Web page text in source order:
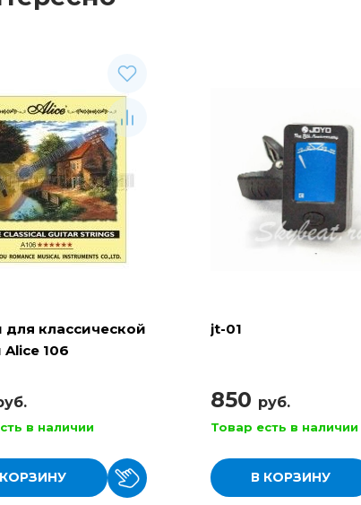
для классической
106
в наличии
jt-01
850 руб.
Товар есть в наличии
В КОРЗИНУ